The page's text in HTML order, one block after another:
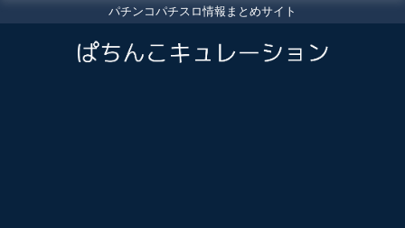
パチンコパチスロ情報まとめサイト